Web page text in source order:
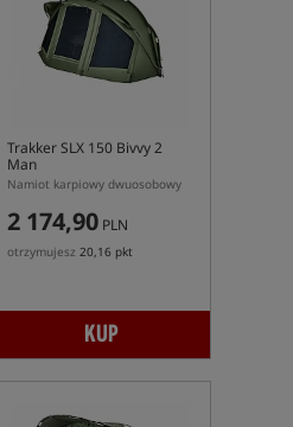
Trakker SLX 150 Bivvy 2
Man
Namiot karpiowy dwuosobowy
2 174,90 PLN
otrzymujesz 20,16 pkt
KUP